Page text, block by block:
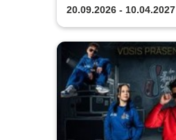
ermittelt
20.09.2026 - 10.04.2027